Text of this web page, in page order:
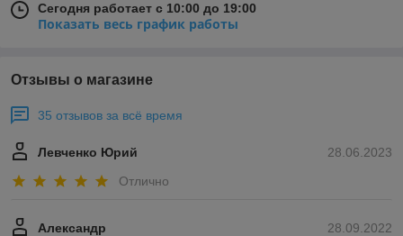
Сегодня работает с 10:00 до 19:00
Показать весь график работы
Отзывы о магазине
35 отзывов за всё время
28.06.2023
Левченко Юрий
Отлично
28.09.2022
Александр